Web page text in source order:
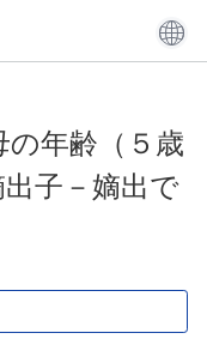
の年齢（５歳
子－嫡出で